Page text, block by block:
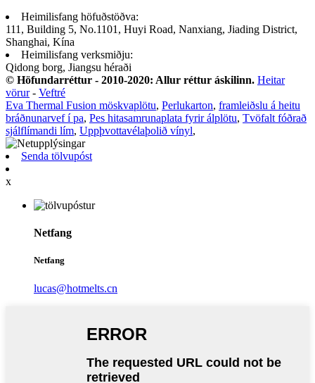
Heimilisfang höfuðstöðva:
111, Building 5, No.1101, Huyi Road, Nanxiang, Jiading District,
Shanghai, Kína
Heimilisfang verksmiðju:
Qidong borg, Jiangsu héraði
© Höfundarréttur - 2010-2020: Allur réttur áskilinn. Heitar
vörur- Veftré
Eva Thermal Fusion möskvaplötu, Perlukarton, framleiðslu á heitu
bráðnunarvef í pa, Pes hitasamrunaplata fyrir álplötu, Tvöfalt fóðrað
sjálflímandi lím, Uppþvottavélaþolið vínyl,
Senda tölvupóst
x
Netfang
Netfang
lucas@hotmelts.cn